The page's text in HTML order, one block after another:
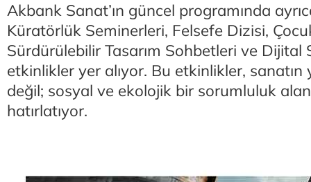
Akbank Sanat’ın güncel programında
Küratörlük Seminerleri, Felsefe Dizisi,
Sürdürülebilir Tasarım Sohbetleri ve
etkinlikler yer alıyor. Bu etkinlikler, sanatın
değil; sosyal ve ekolojik bir sorumluluk
hatırlatıyor.